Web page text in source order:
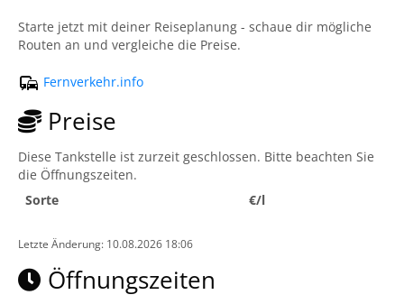
Starte jetzt mit deiner Reiseplanung - schaue dir mögliche
Routen an und vergleiche die Preise.
Fernverkehr.info
Preise
Diese Tankstelle ist zurzeit geschlossen. Bitte beachten Sie
die Öffnungszeiten.
Sorte
€/l
Letzte Änderung: 10.08.2026 18:06
Öffnungszeiten